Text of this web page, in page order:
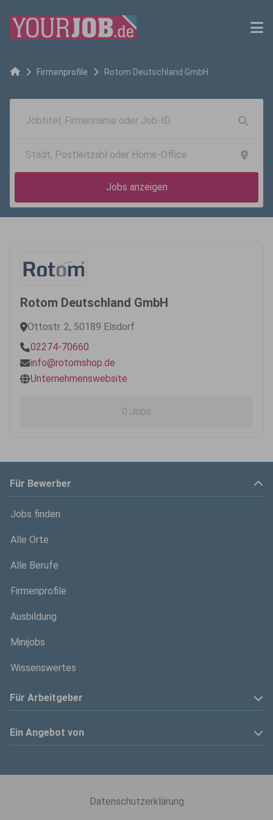
Firmenprofile Rotom Deutschland GmbH
Jobs anzeigen
Rotom Deutschland GmbH
Ottostr. 2, 50189 Elsdorf
02274-70660
info@rotomshop.de
Unternehmenswebsite
0 Jobs
Für Bewerber
Jobs finden
Alle Orte
Alle Berufe
Firmenprofile
Ausbildung
Minijobs
Wissenswertes
Für Arbeitgeber
Anzeige schalten
Ein Angebot von
Datenschutzerklärung